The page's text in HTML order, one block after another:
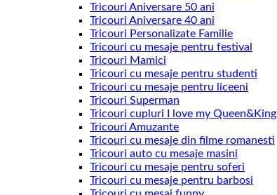
Tricouri Aniversare 50 ani
Tricouri Aniversare 40 ani
Tricouri Personalizate Familie
Tricouri cu mesaje pentru festival
Tricouri Mamici
Tricouri cu mesaje pentru studenti
Tricouri cu mesaje pentru liceeni
Tricouri Superman
Tricouri cupluri I love my Queen&King
Tricouri Amuzante
Tricouri cu mesaje din filme romanesti
Tricouri auto cu mesaje masini
Tricouri cu mesaje pentru soferi
Tricouri cu mesaje pentru barbosi